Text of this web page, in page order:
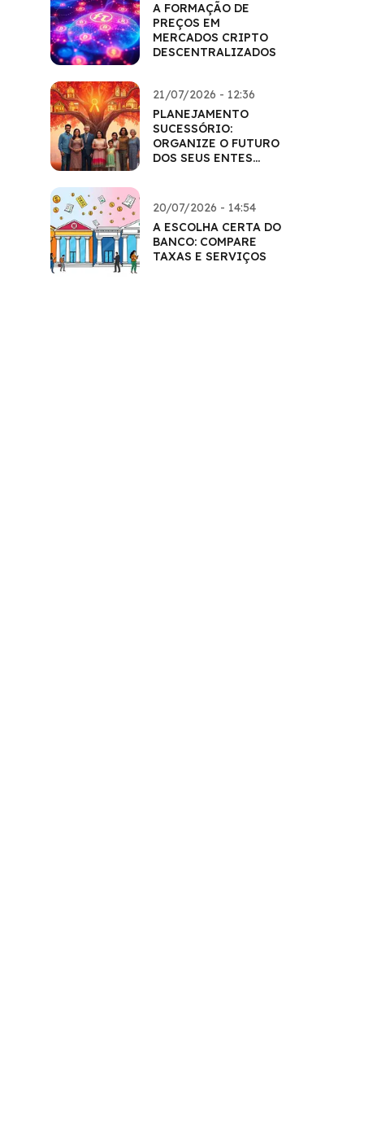
A FORMAÇÃO DE
PREÇOS EM
MERCADOS CRIPTO
DESCENTRALIZADOS
21/07/2026 - 12:36
PLANEJAMENTO
SUCESSÓRIO:
ORGANIZE O FUTURO
DOS SEUS ENTES
20/07/2026 - 14:54
A ESCOLHA CERTA DO
BANCO: COMPARE
TAXAS E SERVIÇOS